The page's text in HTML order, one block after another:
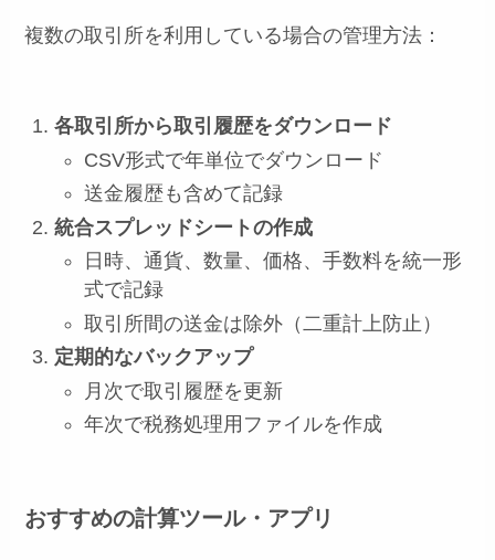
複数の取引所を利用している場合の管理方法：
各取引所から取引履歴をダウンロード
CSV形式で年単位でダウンロード
送金履歴も含めて記録
統合スプレッドシートの作成
日時、通貨、数量、価格、手数料を統一形
式で記録
取引所間の送金は除外（二重計上防止）
定期的なバックアップ
月次で取引履歴を更新
年次で税務処理用ファイルを作成
おすすめの計算ツール・アプリ